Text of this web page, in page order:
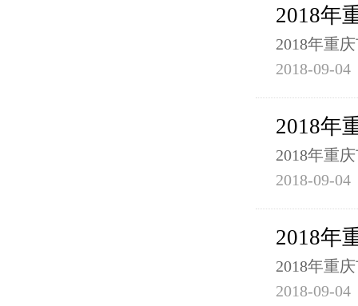
2018年
2018年重
2018-09-04
2018年
2018年重
2018-09-04
2018年
2018年重
2018-09-04